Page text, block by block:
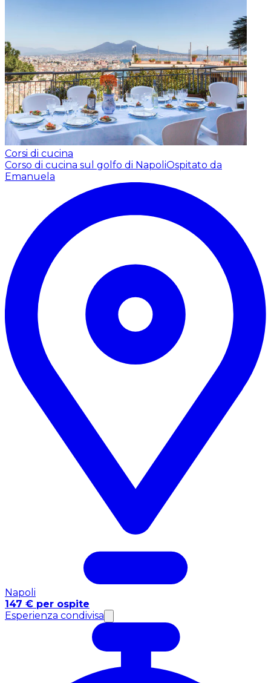
Corsi di cucina
Corso di cucina sul golfo di NapoliOspitato da
Emanuela
Napoli
147 € per ospite
Esperienza condivisa